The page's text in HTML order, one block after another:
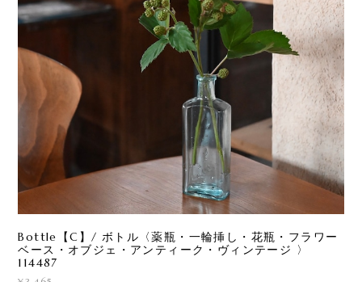
Bottle【C】/ ボトル〈薬瓶・一輪挿し・花瓶・フラワー
ベース・オブジェ・アンティーク・ヴィンテージ 〉
114487